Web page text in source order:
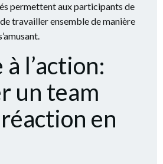
permettent aux participants de
travailler ensemble de manière
à l’action:
un team
en